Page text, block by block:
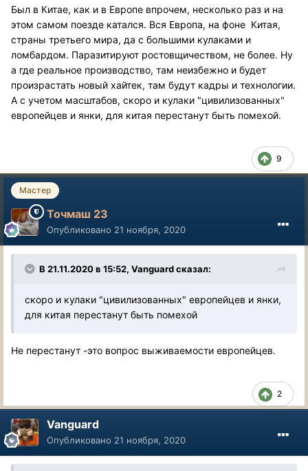
Был в Китае, как и в Европе впрочем, несколько раз и на
этом самом поезде катался. Вся Европа, на фоне Китая,
страны третьего мира, да с большими кулаками и
ломбардом. Паразитируют ростовщичеством, не более. Ну
а где реальное производство, там неизбежно и будет
произрастать новый хайтек, там будут кадры и технологии.
А с учетом масштабов, скоро и кулаки "цивилизованных"
европейцев и янки, для китая перестанут быть помехой.
9
Мастер
Точмаш 23
Опубликовано 21 ноября, 2020
В 21.11.2020 в 15:52, Vanguard сказал:
скоро и кулаки "цивилизованных" европейцев и янки,
для китая перестанут быть помехой
Не перестанут -это вопрос выживаемости европейцев.
2
Vanguard
Опубликовано 21 ноября, 2020